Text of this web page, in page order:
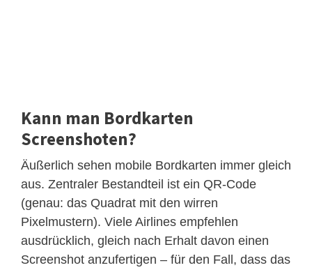
Kann man Bordkarten
Screenshoten?
Äußerlich sehen mobile Bordkarten immer gleich
aus. Zentraler Bestandteil ist ein QR-Code
(genau: das Quadrat mit den wirren
Pixelmustern). Viele Airlines empfehlen
ausdrücklich, gleich nach Erhalt davon einen
Screenshot anzufertigen – für den Fall, dass das